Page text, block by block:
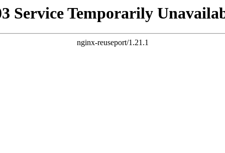
Service Temporarily
nginx-reuseport/1.21.1